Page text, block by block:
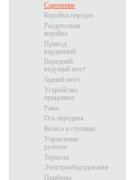
Сцепление
Коробка передач
Раздаточная
коробка
Привод
карданный
Передний
ведущий мост
Задний мост
Устройство
прицепное
Рама
Ось передняя
Колеса и ступицы
Управление
рулевое
Тормоза
Электрооборудование
Приборы